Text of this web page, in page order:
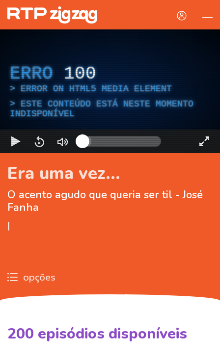
ERRO 100
ERROR ON HTML5 MEDIA ELEMENT
ESTE CONTEÚDO ESTÁ NESTE MOMENTO
INDISPONÍVEL
Era uma vez...
O acento agudo que queria ser til - José
Fanha
|
opções
200 episódios disponíveis